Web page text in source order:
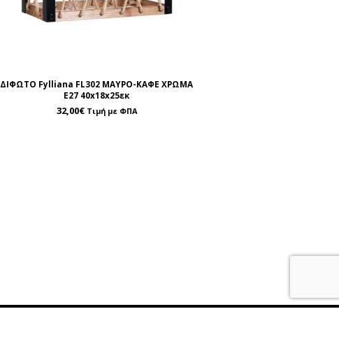
ΔΙΦΩΤΟ Fylliana FL302 ΜΑΥΡΟ-ΚΑΦΕ ΧΡΩΜΑ
Ε27 40x18x25εκ
32,00€ Τιμή με ΦΠΑ